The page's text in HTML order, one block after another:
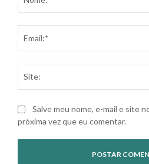
Salve meu nome, e-mail e site
próxima vez que eu comentar.